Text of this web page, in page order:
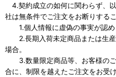
4.契約成立の如何に関わらず、
社は無条件でご注文をお断りする
1.個人情報に虚偽の事実が認め
2.長期入荷未定商品または生産
場合。
3.数量限定商品等、お客様のご
合に、制限を越えたご注文をお受け